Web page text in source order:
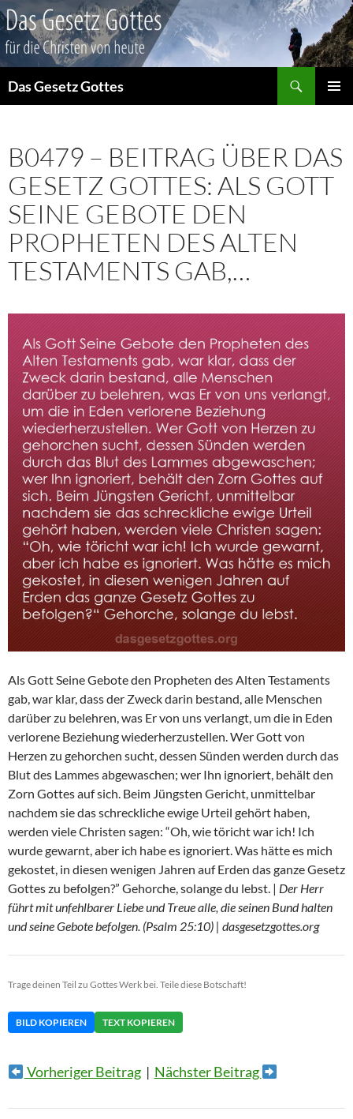
Das Gesetz Gottes
B0479 – BEITRAG ÜBER DAS
GESETZ GOTTES: ALS GOTT
SEINE GEBOTE DEN
PROPHETEN DES ALTEN
TESTAMENTS GAB,…
Als Gott Seine Gebote den Propheten des Alten Testaments
gab, war klar, dass der Zweck darin bestand, alle Menschen
darüber zu belehren, was Er von uns verlangt, um die in Eden
verlorene Beziehung wiederherzustellen. Wer Gott von
Herzen zu gehorchen sucht, dessen Sünden werden durch das
Blut des Lammes abgewaschen; wer Ihn ignoriert, behält den
Zorn Gottes auf sich. Beim Jüngsten Gericht, unmittelbar
nachdem sie das schreckliche ewige Urteil gehört haben,
werden viele Christen sagen: “Oh, wie töricht war ich! Ich
wurde gewarnt, aber ich habe es ignoriert. Was hätte es mich
gekostet, in diesen wenigen Jahren auf Erden das ganze Gesetz
Gottes zu befolgen?” Gehorche, solange du lebst. | Der Herr
führt mit unfehlbarer Liebe und Treue alle, die seinen Bund halten
und seine Gebote befolgen. (Psalm 25:10) | dasgesetzgottes.org
Trage deinen Teil zu Gottes Werk bei. Teile diese Botschaft!
BILD KOPIEREN TEXT KOPIEREN
Vorheriger Beitrag| Nächster Beitrag